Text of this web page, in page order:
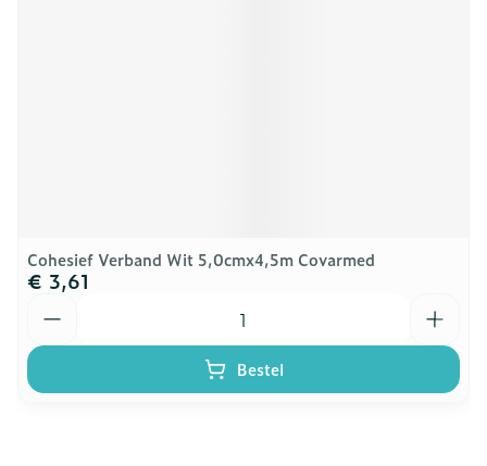
Cohesief Verband Wit 5,0cmx4,5m Covarmed
€ 3,61
Bestel